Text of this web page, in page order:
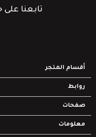
تابعنا على
أقسام المتجر
روابط
صفحات
معلومات